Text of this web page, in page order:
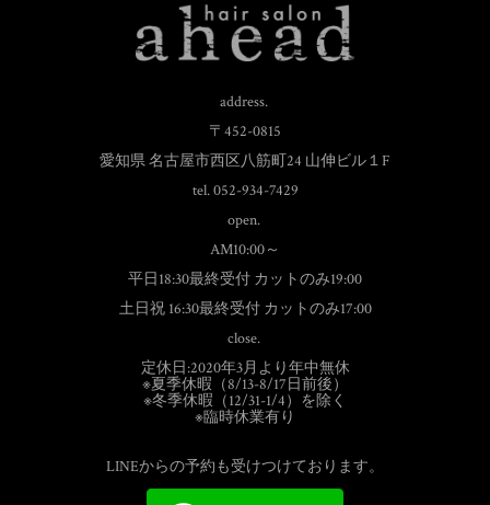
address.
〒452-0815
愛知県 名古屋市西区八筋町24 山伸ビル１F
tel. 052-934-7429
open.
AM10:00～
平日18:30最終受付 カットのみ19:00
土日祝 16:30最終受付 カットのみ17:00
close.
定休日:2020年3月より年中無休
※夏季休暇（8/13-8/17日前後）
※冬季休暇（12/31-1/4）を除く
※臨時休業有り
LINEからの予約も受けつけております。